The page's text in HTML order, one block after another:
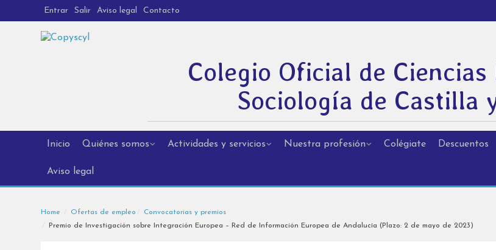
Entrar Salir Aviso legal Contacto
Colegio Oficial de
Sociología de Castilla
Inicio Quiénes somos Actividades y servicios Nuestra profesión Colégiate Descuentos
Aviso legal
Home Ofertas de empleo
Convocatorias y premios
Premio de Investigación sobre Integración Europea – Red de Información Europea de Andalucía (Plazo: 2 de mayo de 2023)